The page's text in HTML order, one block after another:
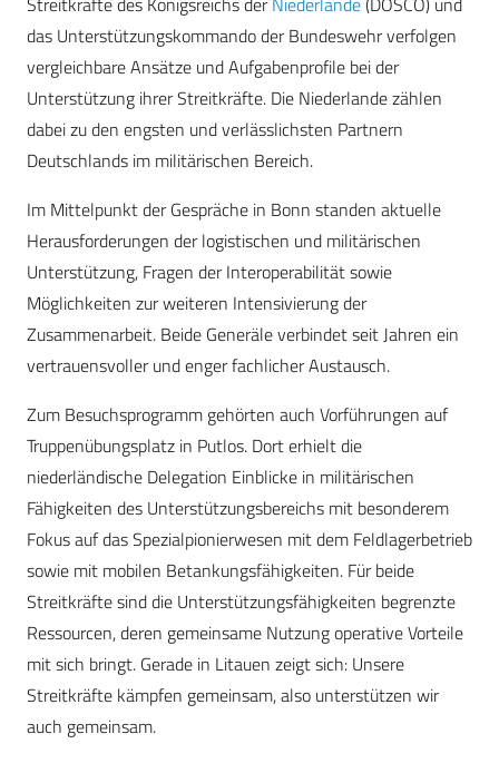
das Unterstützungskommando der Bundeswehr verfolgen
vergleichbare Ansätze und Aufgabenprofile bei der
Unterstützung ihrer Streitkräfte. Die Niederlande zählen
dabei zu den engsten und verlässlichsten Partnern
Deutschlands im militärischen Bereich.
Im Mittelpunkt der Gespräche in Bonn standen aktuelle
Herausforderungen der logistischen und militärischen
Unterstützung, Fragen der Interoperabilität sowie
Möglichkeiten zur weiteren Intensivierung der
Zusammenarbeit. Beide Generäle verbindet seit Jahren ein
vertrauensvoller und enger fachlicher Austausch.
Zum Besuchsprogramm gehörten auch Vorführungen auf
Truppenübungsplatz in Putlos. Dort erhielt die
niederländische Delegation Einblicke in militärischen
Fähigkeiten des Unterstützungsbereichs mit besonderem
Fokus auf das Spezialpionierwesen mit dem Feldlagerbetrieb
sowie mit mobilen Betankungsfähigkeiten. Für beide
Streitkräfte sind die Unterstützungsfähigkeiten begrenzte
Ressourcen, deren gemeinsame Nutzung operative Vorteile
mit sich bringt. Gerade in Litauen zeigt sich: Unsere
Streitkräfte kämpfen gemeinsam, also unterstützen wir
auch gemeinsam.